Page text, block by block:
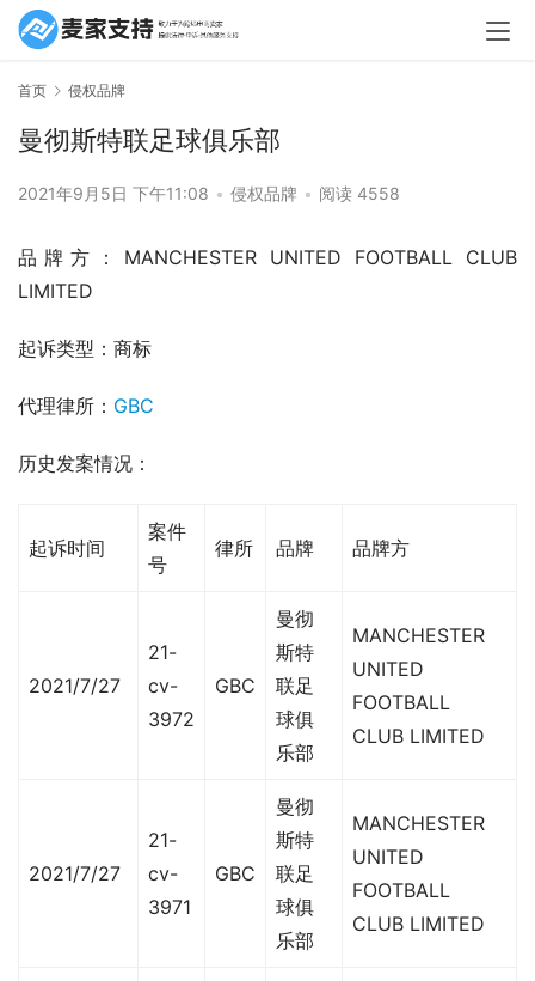
首页 侵权品牌
曼彻斯特联足球俱乐部
2021年9月5日 下午11:08 • 侵权品牌 • 阅读 4558
品牌方：MANCHESTER UNITED FOOTBALL CLUB
LIMITED
起诉类型：商标
代理律所： GBC
历史发案情况：
起诉时间
案件
号
律所 品牌 品牌方
2021/7/27
21-
cv-
3972
GBC
曼彻
斯特
联足
球俱
乐部
MANCHESTER
UNITED
FOOTBALL
CLUB LIMITED
2021/7/27
21-
cv-
3971
GBC
曼彻
斯特
联足
球俱
乐部
MANCHESTER
UNITED
FOOTBALL
CLUB LIMITED